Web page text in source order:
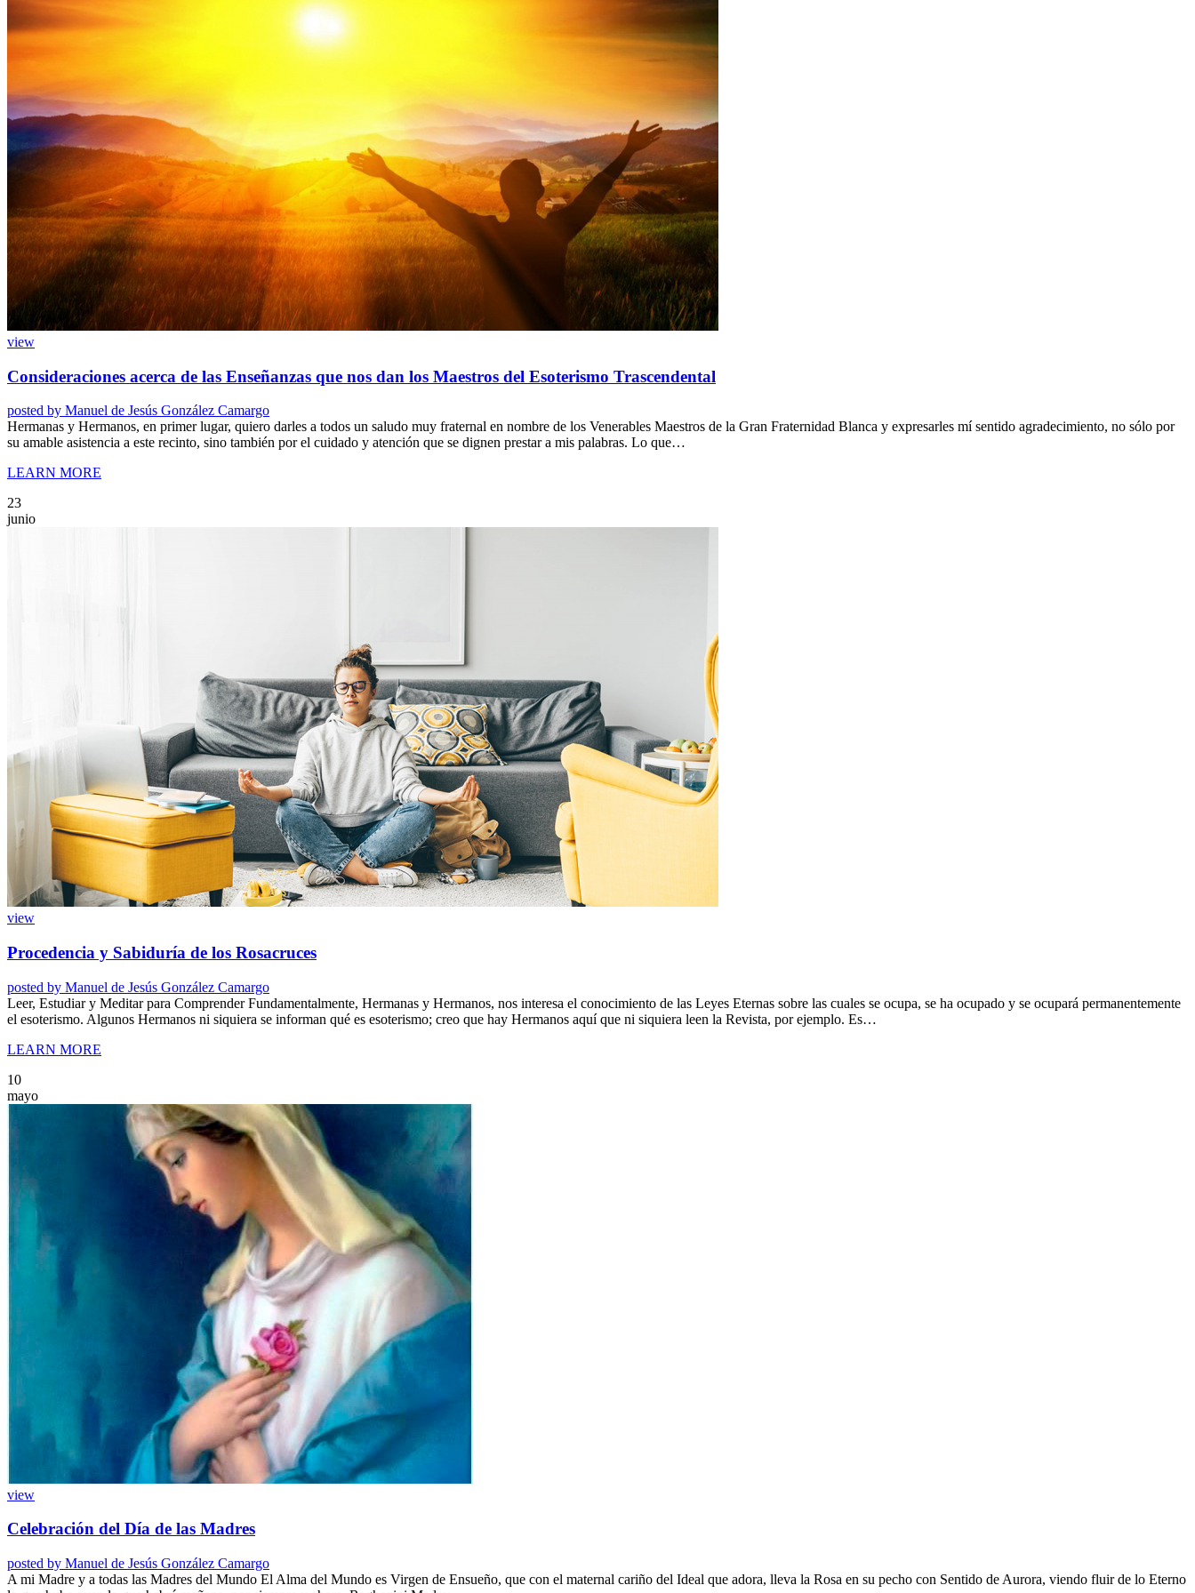
view
Consideraciones acerca de las Enseñanzas que nos dan los Maestros del Esoterismo Trascendental
posted by Manuel de Jesús González Camargo
Hermanas y Hermanos, en primer lugar, quiero darles a todos un saludo muy fraternal en nombre de los Venerables Maestros de la Gran Fraternidad Blanca y expresarles mí sentido agradecimiento, no sólo por
su amable asistencia a este recinto, sino también por el cuidado y atención que se dignen prestar a mis palabras. Lo que…
LEARN MORE
23
junio
view
Procedencia y Sabiduría de los Rosacruces
posted by Manuel de Jesús González Camargo
Leer, Estudiar y Meditar para Comprender Fundamentalmente, Hermanas y Hermanos, nos interesa el conocimiento de las Leyes Eternas sobre las cuales se ocupa, se ha ocupado y se ocupará permanentemente
el esoterismo. Algunos Hermanos ni siquiera se informan qué es esoterismo; creo que hay Hermanos aquí que ni siquiera leen la Revista, por ejemplo. Es…
LEARN MORE
10
mayo
view
Celebración del Día de las Madres
posted by Manuel de Jesús González Camargo
A mi Madre y a todas las Madres del Mundo El Alma del Mundo es Virgen de Ensueño, que con el maternal cariño del Ideal que adora, lleva la Rosa en su pecho con Sentido de Aurora, viendo fluir de lo Eterno